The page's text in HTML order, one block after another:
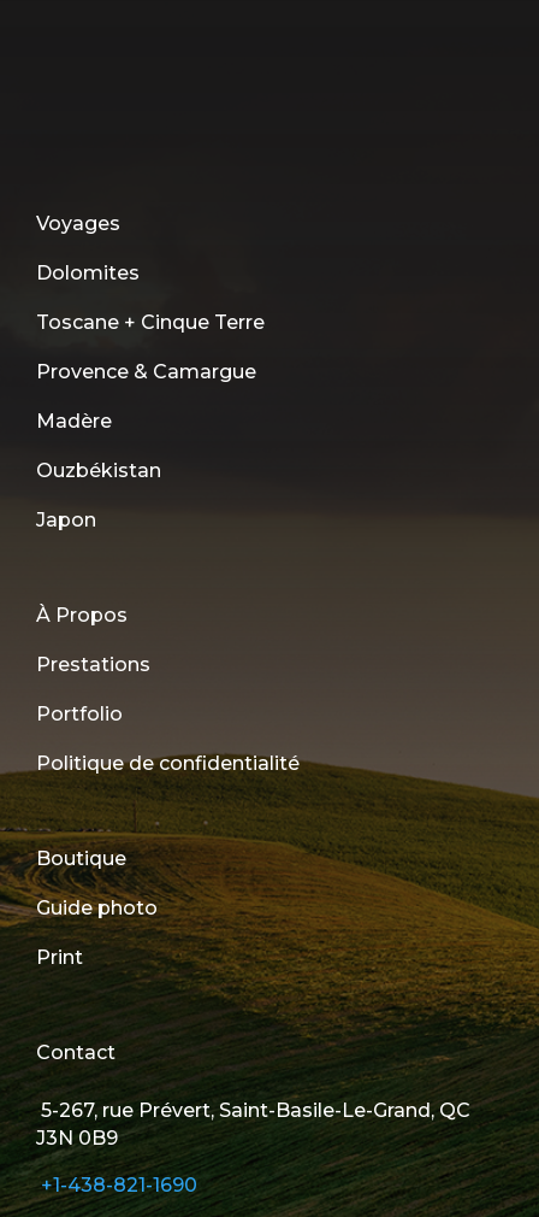
Voyages
Dolomites
Toscane + Cinque Terre
Provence & Camargue
Madère
Ouzbékistan
Japon
À Propos
Prestations
Portfolio
Politique de confidentialité
Boutique
Guide photo
Print
Contact
5-267, rue Prévert, Saint-Basile-Le-Grand, QC
J3N 0B9
+1-438-821-1690